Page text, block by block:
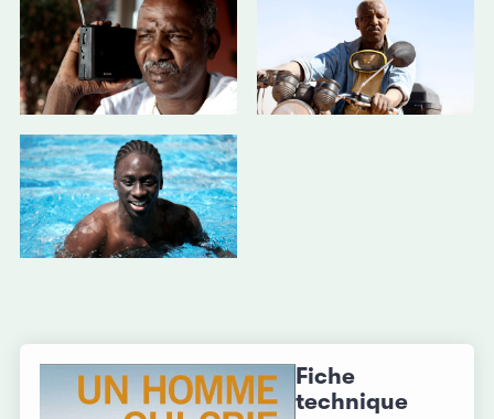
Fiche
technique